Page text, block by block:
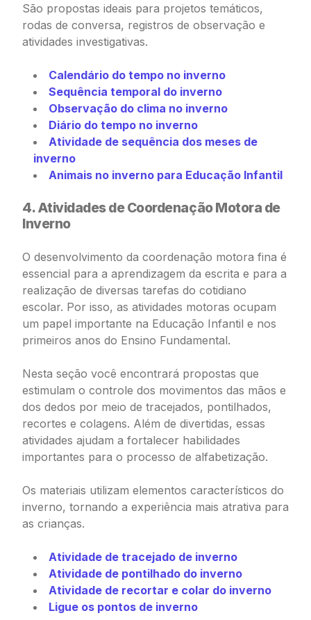
São propostas ideais para projetos temáticos,
rodas de conversa, registros de observação e
atividades investigativas.
Calendário do tempo no inverno
Sequência temporal do inverno
Observação do clima no inverno
Diário do tempo no inverno
Atividade de sequência dos meses de
inverno
Animais no inverno para Educação Infantil
4. Atividades de Coordenação Motora de
Inverno
O desenvolvimento da coordenação motora fina é
essencial para a aprendizagem da escrita e para a
realização de diversas tarefas do cotidiano
escolar. Por isso, as atividades motoras ocupam
um papel importante na Educação Infantil e nos
primeiros anos do Ensino Fundamental.
Nesta seção você encontrará propostas que
estimulam o controle dos movimentos das mãos e
dos dedos por meio de tracejados, pontilhados,
recortes e colagens. Além de divertidas, essas
atividades ajudam a fortalecer habilidades
importantes para o processo de alfabetização.
Os materiais utilizam elementos característicos do
inverno, tornando a experiência mais atrativa para
as crianças.
Atividade de tracejado de inverno
Atividade de pontilhado do inverno
Atividade de recortar e colar do inverno
Ligue os pontos de inverno